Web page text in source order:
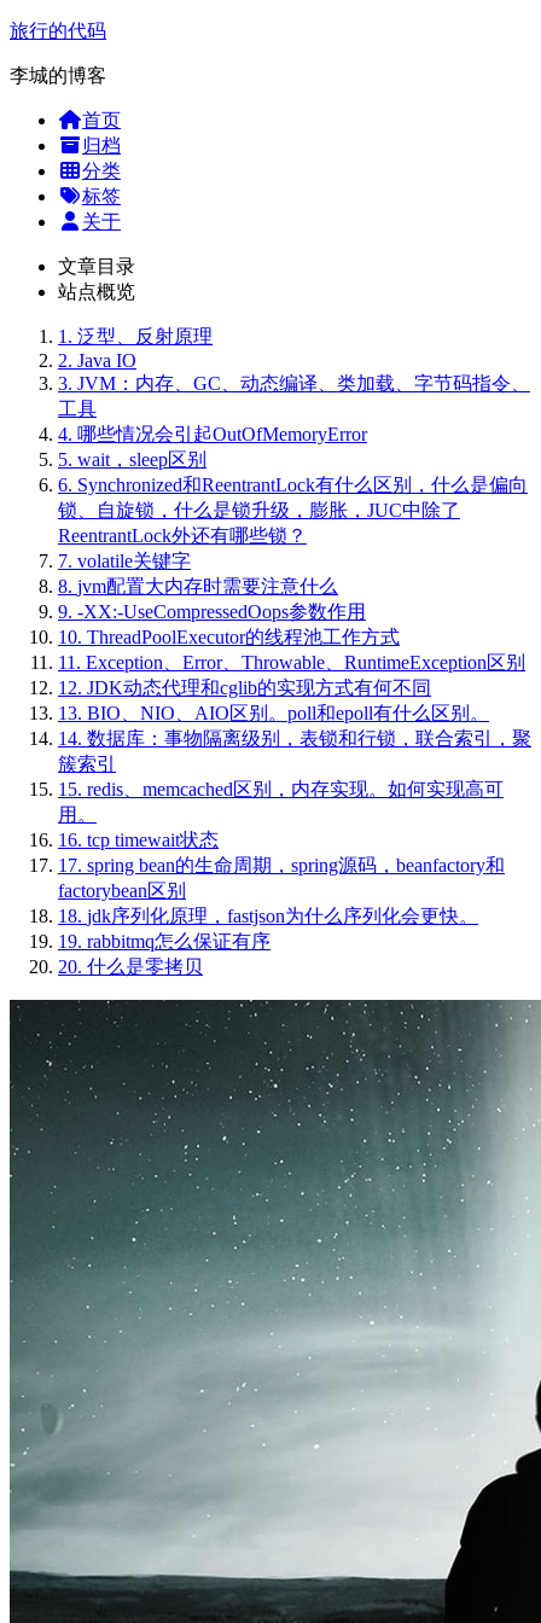
旅行的代码
李城的博客
首页
归档
分类
标签
关于
文章目录
站点概览
1. 泛型、反射原理
2. Java IO
3. JVM：内存、GC、动态编译、类加载、字节码指令、
工具
4. 哪些情况会引起OutOfMemoryError
5. wait，sleep区别
6. Synchronized和ReentrantLock有什么区别，什么是偏向
锁、自旋锁，什么是锁升级，膨胀，JUC中除了
ReentrantLock外还有哪些锁？
7. volatile关键字
8. jvm配置大内存时需要注意什么
9. -XX:-UseCompressedOops参数作用
10. ThreadPoolExecutor的线程池工作方式
11. Exception、Error、Throwable、RuntimeException区别
12. JDK动态代理和cglib的实现方式有何不同
13. BIO、NIO、AIO区别。poll和epoll有什么区别。
14. 数据库：事物隔离级别，表锁和行锁，联合索引，聚
簇索引
15. redis、memcached区别，内存实现。如何实现高可
用。
16. tcp timewait状态
17. spring bean的生命周期，spring源码，beanfactory和
factorybean区别
18. jdk序列化原理，fastjson为什么序列化会更快。
19. rabbitmq怎么保证有序
20. 什么是零拷贝